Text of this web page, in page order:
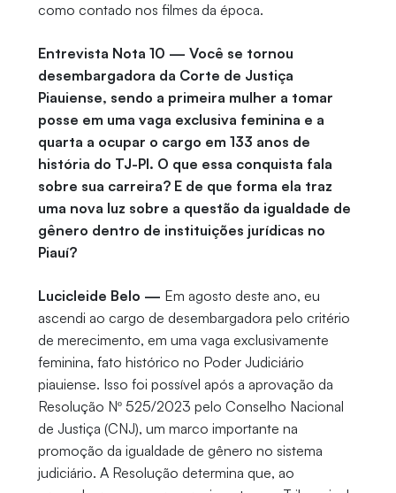
como contado nos filmes da época.
Entrevista Nota 10 — Você se tornou
desembargadora da Corte de Justiça
Piauiense, sendo a primeira mulher a tomar
posse em uma vaga exclusiva feminina e a
quarta a ocupar o cargo em 133 anos de
história do TJ-PI. O que essa conquista fala
sobre sua carreira? E de que forma ela traz
uma nova luz sobre a questão da igualdade de
gênero dentro de instituições jurídicas no
Piauí?
Lucicleide Belo — Em agosto deste ano, eu
ascendi ao cargo de desembargadora pelo critério
de merecimento, em uma vaga exclusivamente
feminina, fato histórico no Poder Judiciário
piauiense. Isso foi possível após a aprovação da
Resolução Nº 525/2023 pelo Conselho Nacional
de Justiça (CNJ), um marco importante na
promoção da igualdade de gênero no sistema
judiciário. A Resolução determina que, ao